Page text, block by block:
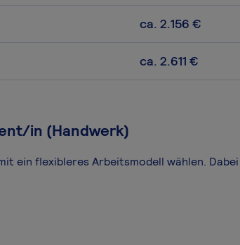
ca. 2.156 €
ca. 2.611 €
in (Handwerk)
ein flexibleres Arbeitsmodell wählen.